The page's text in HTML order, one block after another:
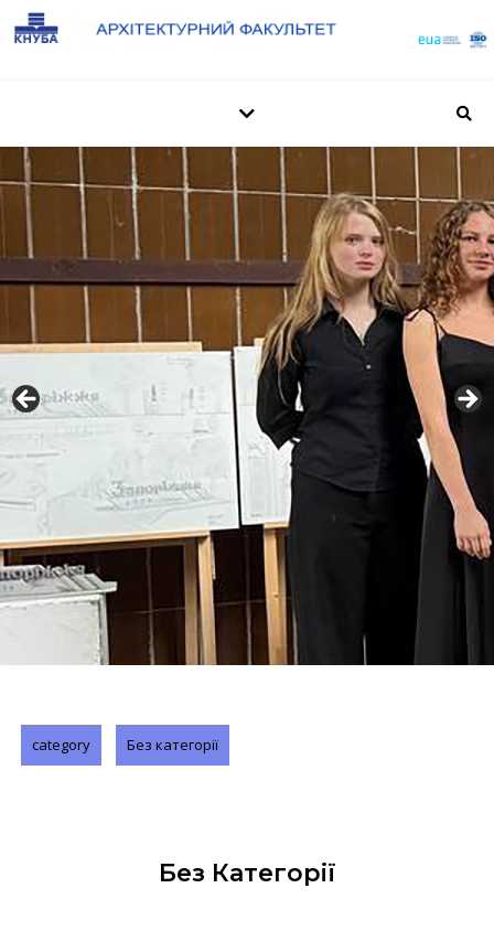
category Без категорії
Без Категорії